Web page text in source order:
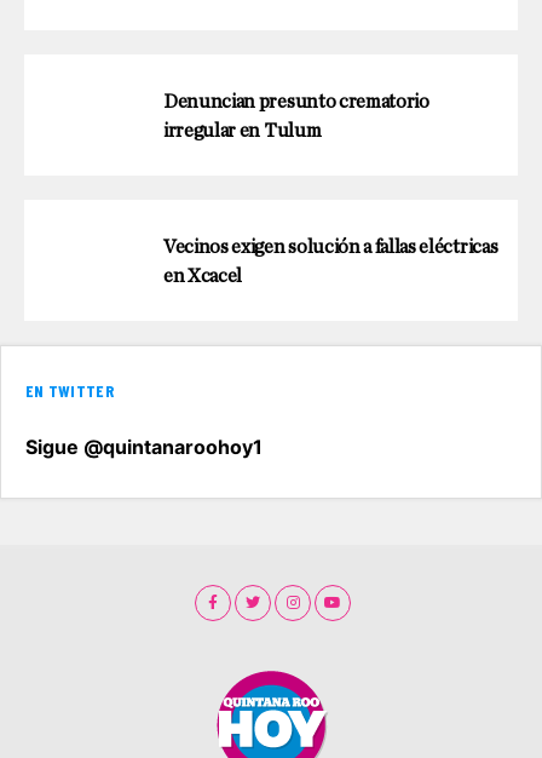
Denuncian presunto crematorio
irregular en Tulum
Vecinos exigen solución a fallas eléctricas
en Xcacel
EN TWITTER
Sigue @quintanaroohoy1